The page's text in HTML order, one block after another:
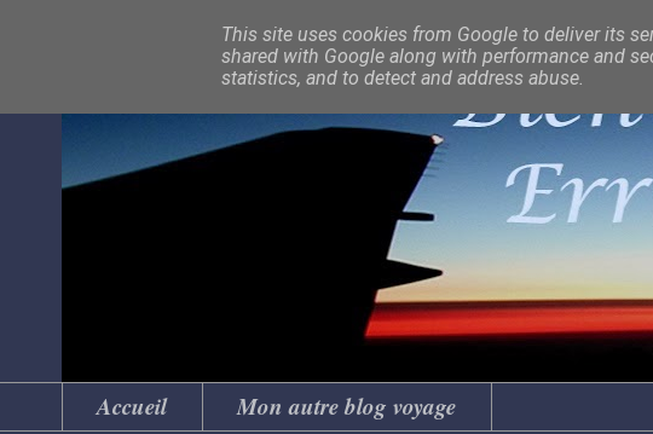
Accueil Mon autre blog voyage
This site uses cookies from Google to deliver its
shared with Google along with performance and
statistics, and to detect and address abuse.